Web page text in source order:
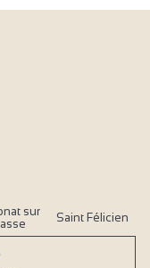
sur
Saint Félicien